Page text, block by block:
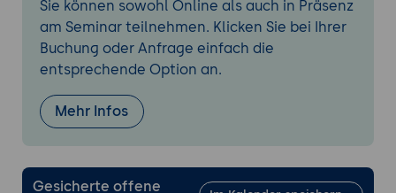
Kurze Einführung in das Admin-Interface
Sie können sowohl Online als auch in Präsenz
am Seminar teilnehmen. Klicken Sie bei Ihrer
Buchung oder Anfrage einfach die
entsprechende Option an.
Mehr Infos
Gesicherte offene